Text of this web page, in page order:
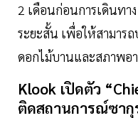
2 เดือนก่อนการเดินทา
ระยะสั้น เพื่อให้สามาร
ดอกไม้บานและสภาพอ
Klook เปิดตัว
ติดสถานการณ์ซากุ